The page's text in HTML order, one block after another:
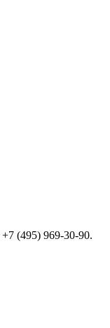
(495) 969-30-90.